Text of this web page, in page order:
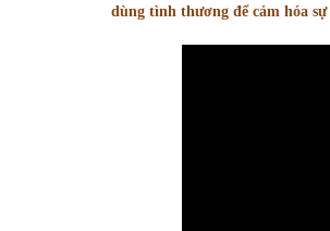
dùng tình thương để cảm hóa